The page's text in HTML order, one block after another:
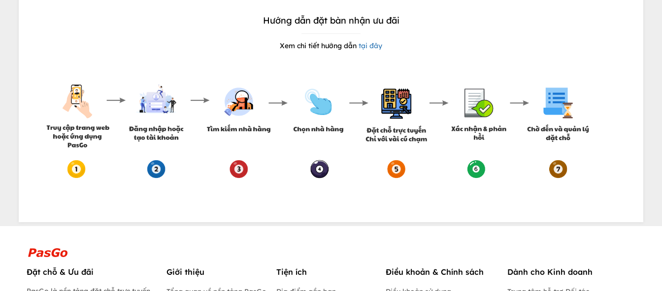
Hướng dẫn đặt bàn nhận ưu đãi
Xem chi tiết hướng dẫn tại đây
Đặt chỗ & Ưu đãi Giới thiệu Tiện ích Điều khoản & Chính sách Dành cho Kinh doanh